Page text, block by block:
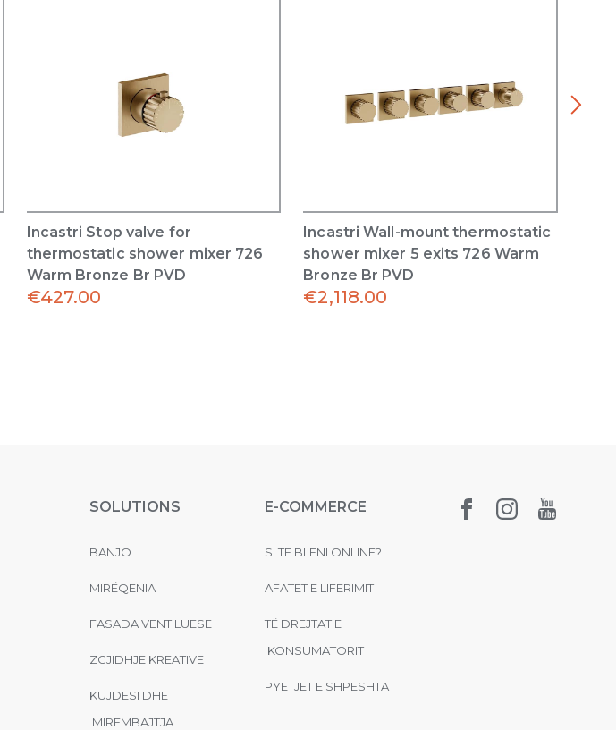
Incastri Stop valve for
thermostatic shower mixer 726
Warm Bronze Br PVD
€427.00
Incastri Wall-mount thermostatic
shower mixer 5 exits 726 Warm
Bronze Br PVD
€2,118.00
SOLUTIONS
BANJO
MIRËQENIA
FASADA VENTILUESE
ZGJIDHJE KREATIVE
KUJDESI DHE
MIRËMBAJTJA
E-COMMERCE
SI TË BLENI ONLINE?
AFATET E LIFERIMIT
TË DREJTAT E
KONSUMATORIT
PYETJET E SHPESHTA